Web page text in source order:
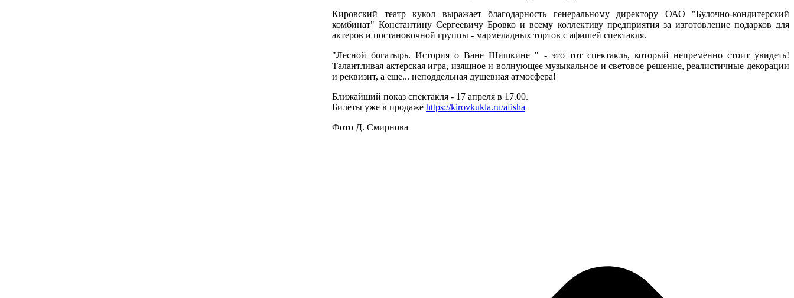
Кировский театр кукол выражает благодарность генеральному директору ОАО "Булочно-кондитерский
комбинат" Константину Сергеевичу Бровко и всему коллективу предприятия за изготовление подарков для
актеров и постановочной группы - мармеладных тортов с афишей спектакля.
"Лесной богатырь. История о Ване Шишкине " - это тот спектакль, который непременно стоит увидеть!
Талантливая актерская игра, изящное и волнующее музыкальное и световое решение, реалистичные декорации
и реквизит, а еще... неподдельная душевная атмосфера!
Ближайший показ спектакля - 17 апреля в 17.00.
Билеты уже в продаже https://kirovkukla.ru/afisha
Фото Д. Смирнова